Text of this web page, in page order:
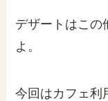
デザートはこの
よ。
今回はカフェ利